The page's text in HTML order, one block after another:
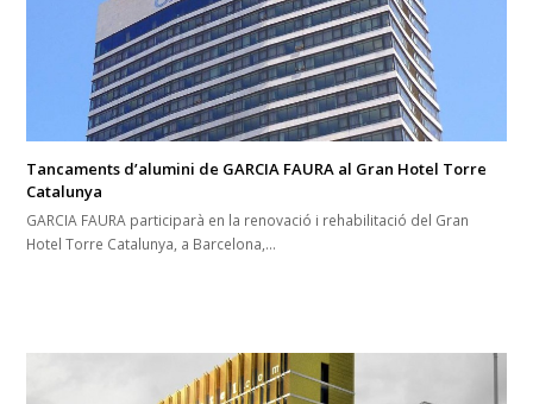
Tancaments d’alumini de GARCIA FAURA al Gran Hotel Torre
Catalunya
GARCIA FAURA participarà en la renovació i rehabilitació del Gran
Hotel Torre Catalunya, a Barcelona,…